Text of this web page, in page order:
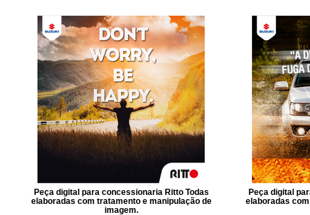
Peça digital para concessionaria Ritto Todas
elaboradas com tratamento e manipulação de
imagem.
Peça digital
elaboradas